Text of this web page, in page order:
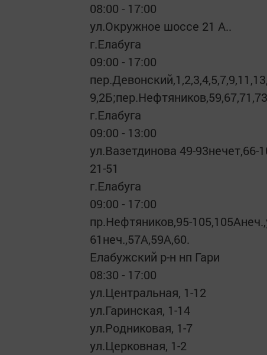
08:00 - 17:00
ул.Окружное шоссе 21 А..
г.Елабуга
09:00 - 17:00
г.Елабуга
09:00 - 13:00
ул.Вазетдинова 49-93нечет,66-
21-51
г.Елабуга
09:00 - 17:00
пр.Нефтяников,95-
61неч.,57А,59А,60.
Елабужский р-н нп Гари
08:30 - 17:00
ул.Центральная, 1-12
ул.Гаринская, 1-14
ул.Родниковая, 1-7
ул.Церковная, 1-2